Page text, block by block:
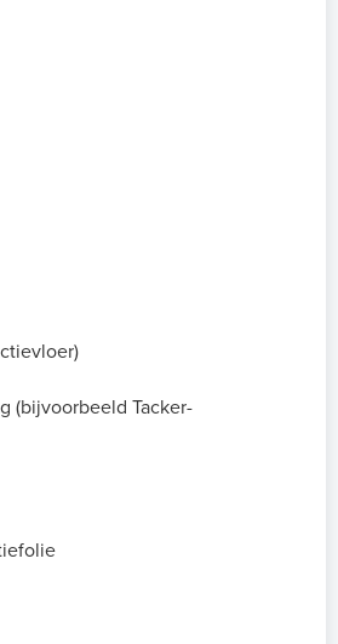
(bijvoorbeeld Tacker-